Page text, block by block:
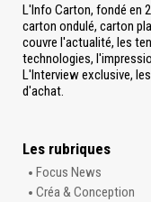
L'Info Carton, fondé en
carton ondulé, carton
couvre l'actualité, les
technologies,
L'Interview exclusive,
d'achat.
Les rubriques
Focus News
Créa & Conception